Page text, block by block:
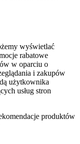
wyświetlać
rabatowe
w oparciu o
i zakupów
użytkownika
usług stron
produktów